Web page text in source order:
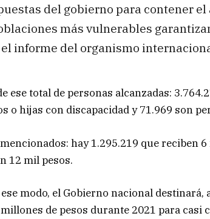
del gobierno para contener
más vulnerables
informe del organismo
ese total de personas alcanzadas:
o hijas con discapacidad y 71.969 son
hay 1.295.219 que reciben
12 mil pesos.
modo, el Gobierno nacional destinará,
de pesos durante 2021 para casi